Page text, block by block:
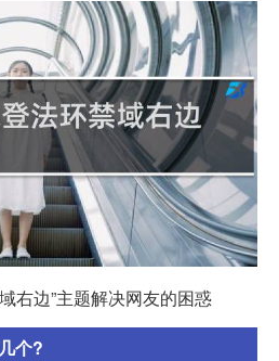
右边”主题解决网友的困惑
个?